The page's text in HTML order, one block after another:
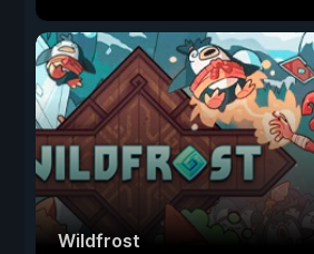
Wildfrost